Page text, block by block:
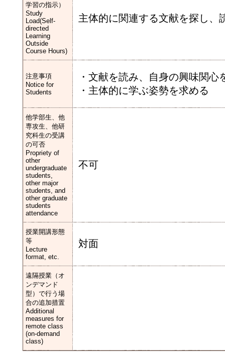
学習の指示）
Study
Load(Self-
directed
Learning
Outside
Course Hours)
主体的に関連する文献を探し、
注意事項
Notice for
Students
・文献を読み、自身の興味関心
・主体的に学ぶ姿勢を求める
他学部生、他
専攻生、他研
究科生の受講
の可否
Propriety of
other
undergraduate
students,
other major
students, and
other graduate
students
attendance
不可
授業開講形態
等
Lecture
format, etc.
対面
遠隔授業（オ
ンデマンド
型）で行う場
合の追加措置
Additional
measures for
remote class
(on-demand
class)